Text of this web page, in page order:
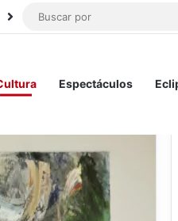
TikTokBlueSky
Espectáculos